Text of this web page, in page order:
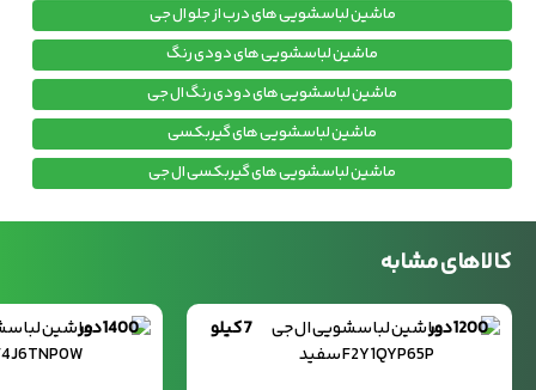
ماشین لباسشویی های درب از جلو ال جی
ماشین لباسشویی های دودی رنگ
ماشین لباسشویی های دودی رنگ ال جی
ماشین لباسشویی های گیربکسی
ماشین لباسشویی های گیربکسی ال جی
کالاهای مشابه
1200دور 7 کیلو 1400دور